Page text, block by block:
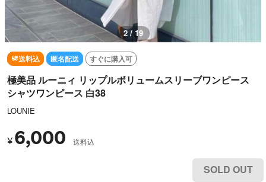
3 / 19
送料込 匿名配送 すぐに購入可
極美品 ルーニィ リップルボリュームスリーブワンピース
シャツワンピース 白38
LOUNIE
¥ 6,000 送料込
SOLD OUT